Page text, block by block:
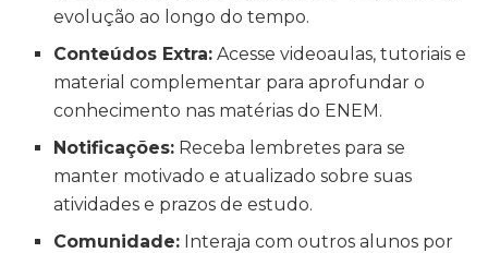
evolução ao longo do tempo.
Conteúdos Extra: Acesse videoaulas, tutoriais e
material complementar para aprofundar o
conhecimento nas matérias do ENEM.
Notificações: Receba lembretes para se
manter motivado e atualizado sobre suas
atividades e prazos de estudo.
Comunidade: Interaja com outros alunos por